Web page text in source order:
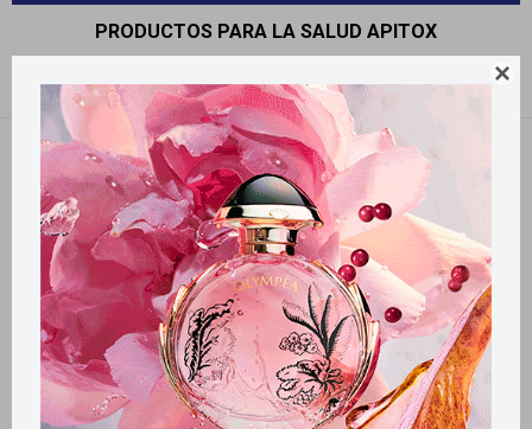

PRODUCTOS PARA LA SALUD APITOX
Recomendados
Filtrando por: Apitox